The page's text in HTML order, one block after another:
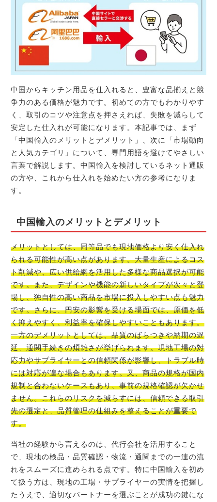
中国からキッチン用品を仕入れると、豊富な品揃えと競
争力のある価格が魅力です。初めての方でもわかりやす
く、取引のコツや注意点を押さえれば、失敗を減らして
安定した仕入れが可能になります。本記事では、まず
「中国輸入のメリットとデメリット」、次に「市場動向
と人気カテゴリ」について、専門用語を避けてやさしい
言葉で解説します。中国輸入を検討しているネット通販
の方や、これから仕入れを始めたい方の参考になりま
す。
中国輸入のメリットとデメリット
メリットとしては、同等品でも現地価格より安く仕入れ
られる可能性が高い点があります。大量生産によるコス
ト削減や、広い供給網を活用した多様な商品選択が可能
です。また、デザインや機能の新しいタイプが次々と登
場し、独自性の高い商品を市場に投入しやすい点も魅力
です。さらに、円安の影響を受ける場面では、原価を低
く抑えやすく、利益率を確保しやすいこともあります。
一方のデメリットとしては、品質のばらつきや納期の遅
延、通関手続きの煩雑さが挙げられます。現地工場の対
応力やサプライヤーとの信頼関係が影響し、トラブル時
には対応が遑な場合もあります。又、商品の規格が国内
規制と合わないケースもあり、事前の規格確認が欠かせ
ません。これらのリスクを減らすには、信頼できる取引
先の選定と、品質管理の仕組みを整えることが重要で
す。
当社の経験から言えるのは、代行会社を活用すること
で、現地の検品・品質確認・物流・通関までの一連の流
れをスムーズに進められる点です。特に中国輸入を初め
て扱う方は、現地の工場・サプライヤーの実情を把握し
たうえで、適切なパートナーを選ぶことが成功の鍵にな